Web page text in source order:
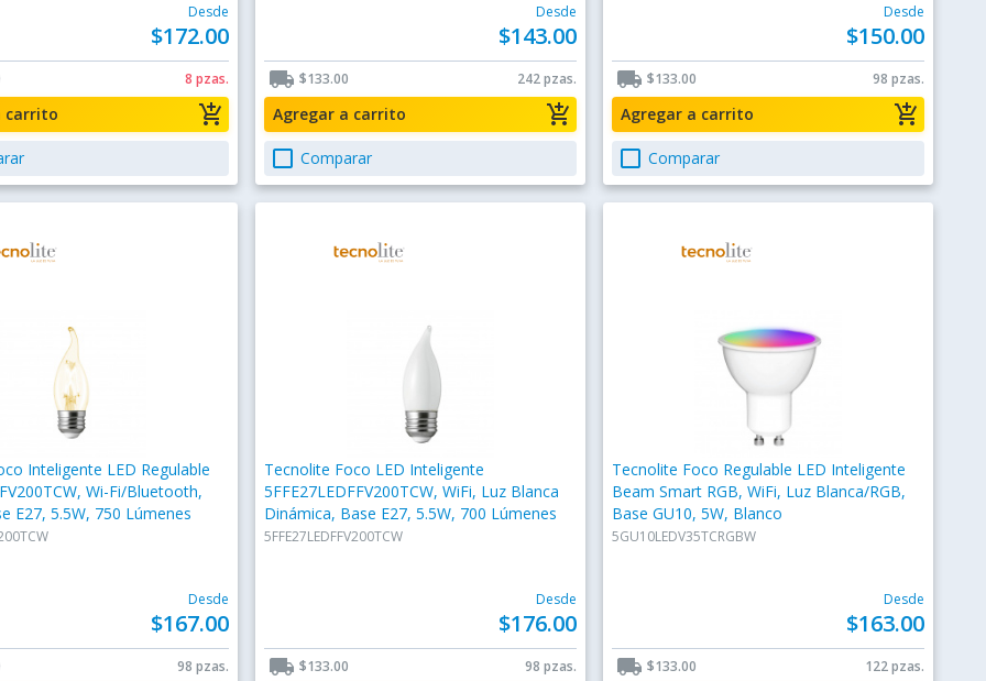
Desde
$172.00
8 pzas.
add_shopping_cart
carrito
Desde
$143.00
local_shipping $133.00 242 pzas.
add_shopping_cart
Agregar a carrito
check_box_outline_blank Comparar
Desde
$150.00
local_shipping $133.00 98 pzas.
add_shopping_cart
Agregar a carrito
check_box_outline_blank Comparar
Inteligente LED Regulable
Wi-Fi/Bluetooth,
E27, 5.5W, 750 Lúmenes
Desde
$167.00
98 pzas.
Tecnolite Foco LED Inteligente
5FFE27LEDFFV200TCW, WiFi, Luz Blanca
Dinámica, Base E27, 5.5W, 700 Lúmenes
5FFE27LEDFFV200TCW
Desde
$176.00
local_shipping $133.00 98 pzas.
Tecnolite Foco Regulable LED Inteligente
Beam Smart RGB, WiFi, Luz Blanca/RGB,
Base GU10, 5W, Blanco
5GU10LEDV35TCRGBW
Desde
$163.00
local_shipping $133.00 122 pzas.